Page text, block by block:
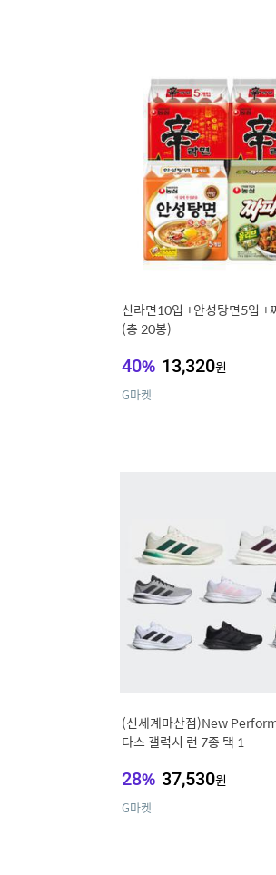
신라면10입 +안성탕면5입 +
(총 20봉)
40% 13,320원
G마켓
(신세계마산점)New
다스 갤럭시 런 7종 택 1
28% 37,530원
G마켓